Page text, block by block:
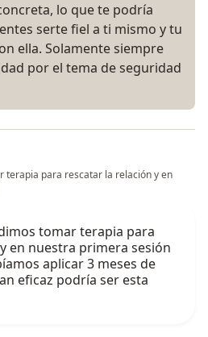
lo que te podría
serte fiel a ti mismo y tu
ella. Solamente siempre
por el tema de seguridad
terapia para rescatar la relación y en
tomar terapia para
en nuestra primera sesión
aplicar 3 meses de
eficaz podría ser esta